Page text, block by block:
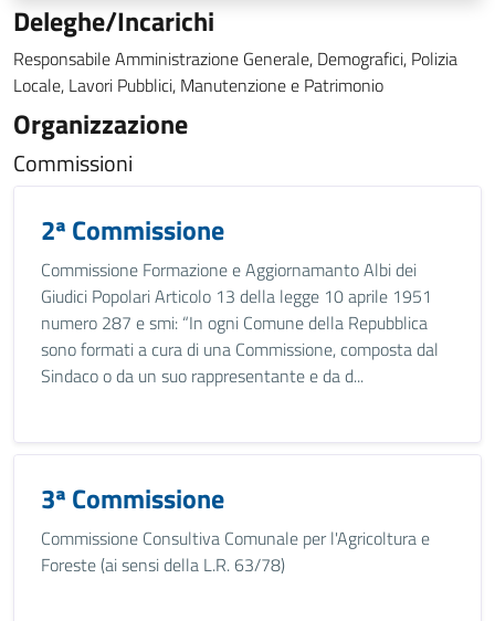
Deleghe/Incarichi
Responsabile Amministrazione Generale, Demografici, Polizia
Locale, Lavori Pubblici, Manutenzione e Patrimonio
Organizzazione
Commissioni
2ª Commissione
Commissione Formazione e Aggiornamanto Albi dei
Giudici Popolari Articolo 13 della legge 10 aprile 1951
numero 287 e smi: “In ogni Comune della Repubblica
sono formati a cura di una Commissione, composta dal
Sindaco o da un suo rappresentante e da d...
3ª Commissione
Commissione Consultiva Comunale per l'Agricoltura e
Foreste (ai sensi della L.R. 63/78)